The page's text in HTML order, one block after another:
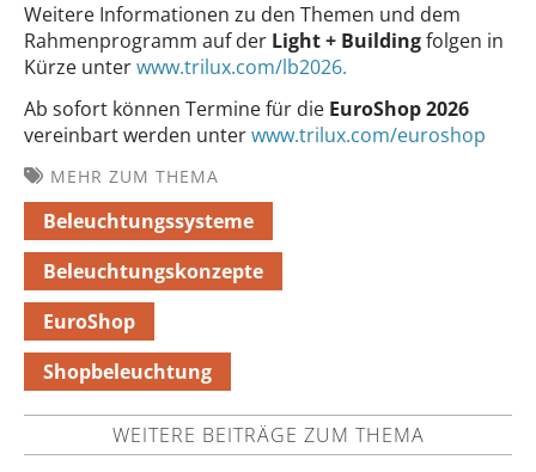
Weitere Informationen zu den Themen und dem
Rahmenprogramm auf der Light + Buildingfolgen in
Kürze unterwww.trilux.com/lb2026.
Ab sofort können Termine für die EuroShop 2026
vereinbart werden unterwww.trilux.com/euroshop
MEHR ZUM THEMA
Beleuchtungssysteme
Beleuchtungskonzepte
EuroShop
Shopbeleuchtung
WEITERE BEITRÄGE ZUM THEMA